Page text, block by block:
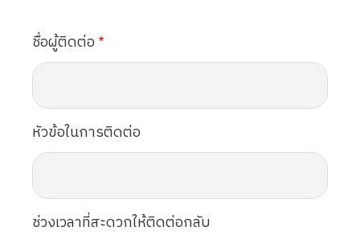
ชื่อผู้ติดต่อ
หัวข้อในการติดต่อ
ช่วงเวลาที่สะดวกให้ติดต่อกลับ